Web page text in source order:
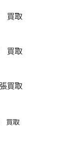
買取
買取
買取
買取